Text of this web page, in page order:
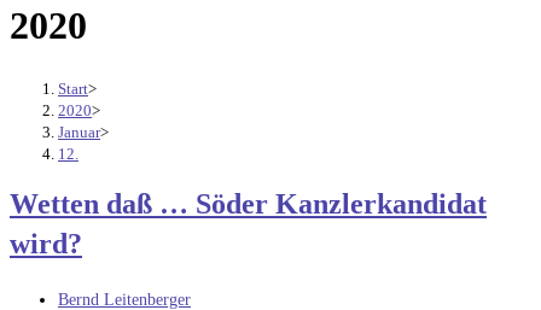
2020
Start>
2020>
Januar>
12.
Wetten daß … Söder Kanzlerkandidat
wird?
Beitrags-
Bernd Leitenberger